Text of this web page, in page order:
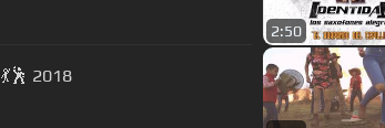
2:50
2018